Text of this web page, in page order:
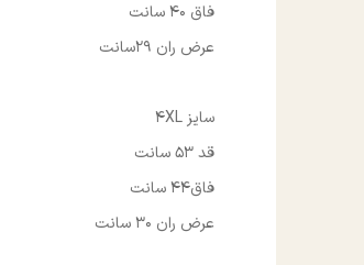
فاق 40 سانت
عرض ران 29سانت
سایز 4XL
قد 53 سانت
فاق44 سانت
عرض ران 30 سانت